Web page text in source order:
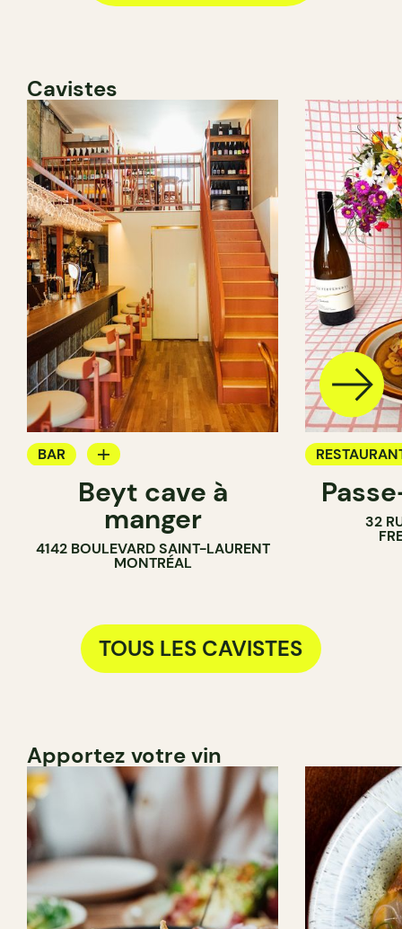
Cavistes
BAR
CAVISTEBeyt cave à
manger
4142 BOULEVARD SAINT-LAURENT
MONTRÉAL
BAR À VIN
CAVISTE32
TOUS LES CAVISTES
Apportez votre vin